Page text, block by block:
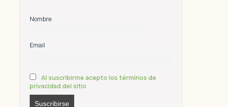
Nombre
Email
Al suscribirme acepto los términos de
privacidad del sitio